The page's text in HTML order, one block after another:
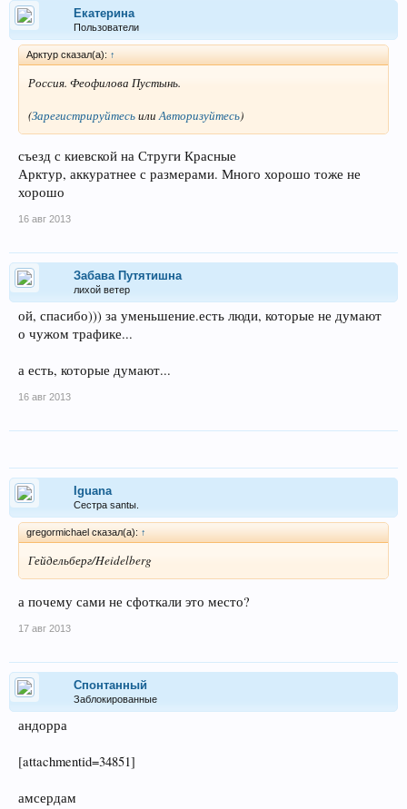
Екатерина
Пользователи
Арктур сказал(а): ↑
Россия. Феофилова Пустынь.
(ЗарегистрируйтесьилиАвторизуйтесь)
съезд с киевской на Струги Красные
Арктур, аккуратнее с размерами. Много хорошо тоже не
хорошо
16 авг 2013
Забава Путятишна
лихой ветер
ой, спасибо))) за уменьшение.есть люди, которые не думают
о чужом трафике...
а есть, которые думают...
16 авг 2013
Iguana
Сестра santы.
gregormichael сказал(а): ↑
Гейдельберг/Heidelberg
а почему сами не сфоткали это место?
17 авг 2013
Спонтанный
Заблокированные
андорра
[attachmentid=34851]
амсердам